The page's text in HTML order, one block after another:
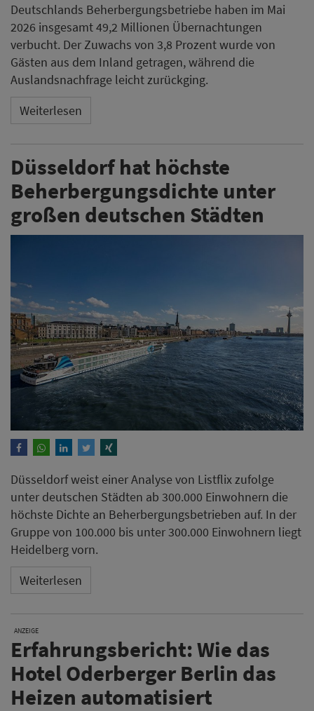
Deutschlands Beherbergungsbetriebe haben im Mai
2026 insgesamt 49,2 Millionen Übernachtungen
verbucht. Der Zuwachs von 3,8 Prozent wurde von
Gästen aus dem Inland getragen, während die
Auslandsnachfrage leicht zurückging.
Weiterlesen
Düsseldorf hat höchste
Beherbergungsdichte unter
großen deutschen Städten
Düsseldorf weist einer Analyse von Listflix zufolge
unter deutschen Städten ab 300.000 Einwohnern die
höchste Dichte an Beherbergungsbetrieben auf. In der
Gruppe von 100.000 bis unter 300.000 Einwohnern liegt
Heidelberg vorn.
Weiterlesen
ANZEIGE
Erfahrungsbericht: Wie das
Hotel Oderberger Berlin das
Heizen automatisiert